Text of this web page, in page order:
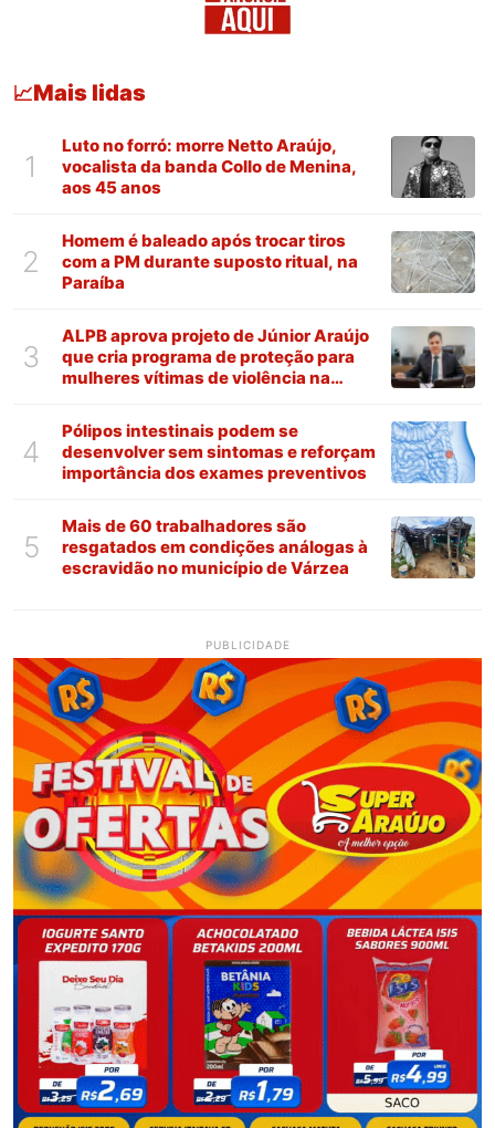
📈Mais lidas
1
Luto no forró: morre Netto Araújo,
vocalista da banda Collo de Menina,
aos 45 anos
2
Homem é baleado após trocar tiros
com a PM durante suposto ritual, na
Paraíba
3
ALPB aprova projeto de Júnior Araújo
que cria programa de proteção para
mulheres vítimas de violência na
4
Pólipos intestinais podem se
desenvolver sem sintomas e reforçam
importância dos exames preventivos
5
Mais de 60 trabalhadores são
resgatados em condições análogas à
escravidão no município de Várzea
PUBLICIDADE